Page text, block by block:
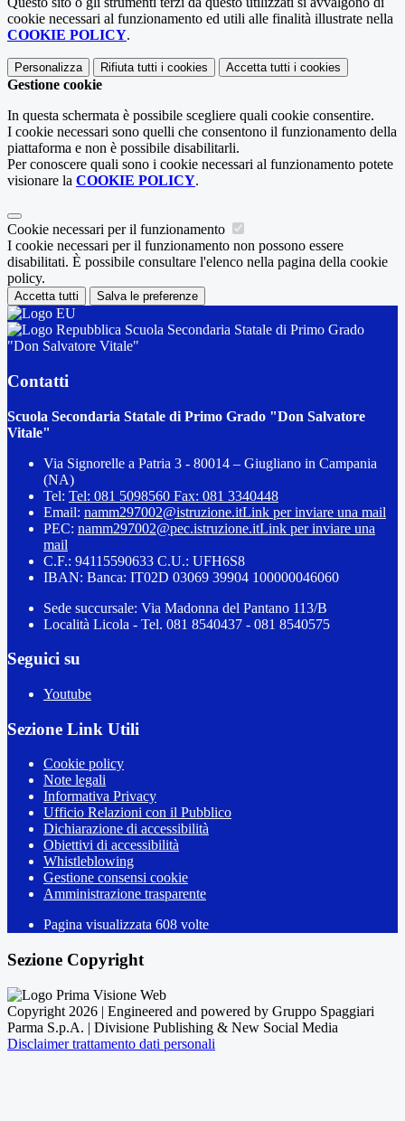
cookie necessari al funzionamento ed utili alle finalità illustrate nella
COOKIE POLICY.
Personalizza Rifiuta tutti i cookies Accetta tutti i cookies
Gestione cookie
In questa schermata è possibile scegliere quali cookie consentire.
I cookie necessari sono quelli che consentono il funzionamento della
piattaforma e non è possibile disabilitarli.
Per conoscere quali sono i cookie necessari al funzionamento potete
visionare la COOKIE POLICY.
Cookie necessari per il funzionamento
I cookie necessari per il funzionamento non possono essere
disabilitati. È possibile consultare l'elenco nella pagina della cookie
policy.
Accetta tutti Salva le preferenze
Scuola Secondaria Statale di Primo Grado
"Don Salvatore Vitale"
Contatti
Scuola Secondaria Statale di Primo Grado "Don Salvatore
Vitale"
Via Signorelle a Patria 3 - 80014 – Giugliano in Campania
(NA)
Tel: Tel: 081 5098560 Fax: 081 3340448
Email: namm297002@istruzione.itLink per inviare una mail
PEC: namm297002@pec.istruzione.itLink per inviare una
mail
C.F.: 94115590633 C.U.: UFH6S8
IBAN: Banca: IT02D 03069 39904 100000046060
Sede succursale: Via Madonna del Pantano 113/B
Località Licola - Tel. 081 8540437 - 081 8540575
Seguici su
Youtube
Sezione Link Utili
Cookie policy
Note legali
Informativa Privacy
Ufficio Relazioni con il Pubblico
Dichiarazione di accessibilità
Obiettivi di accessibilità
Whistleblowing
Gestione consensi cookie
Amministrazione trasparente
Pagina visualizzata 608 volte
Sezione Copyright
Copyright 2026 | Engineered and powered by Gruppo Spaggiari
Parma S.p.A. | Divisione Publishing & New Social Media
Disclaimer trattamento dati personali